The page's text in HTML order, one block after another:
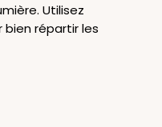
Utilisez
répartir les